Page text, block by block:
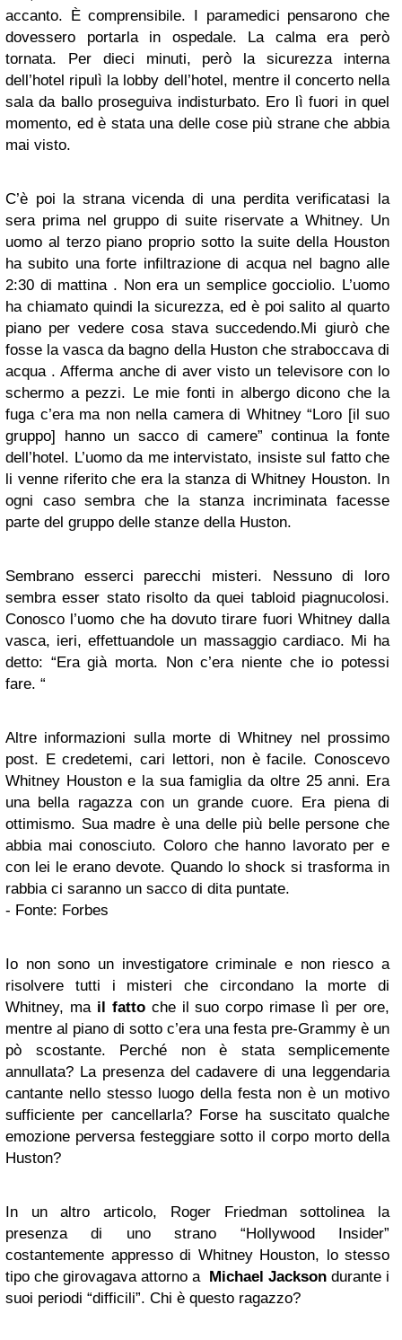
accanto. È comprensibile. I paramedici pensarono che
dovessero portarla in ospedale. La calma era però
tornata. Per dieci minuti, però la sicurezza interna
dell’hotel ripulì la lobby dell’hotel, mentre il concerto nella
sala da ballo proseguiva indisturbato. Ero lì fuori in quel
momento, ed è stata una delle cose più strane che abbia
mai visto.
C’è poi la strana vicenda di una perdita verificatasi la
sera prima nel gruppo di suite riservate a Whitney. Un
uomo al terzo piano proprio sotto la suite della Houston
ha subito una forte infiltrazione di acqua nel bagno alle
2:30 di mattina . Non era un semplice gocciolio. L’uomo
ha chiamato quindi la sicurezza, ed è poi salito al quarto
piano per vedere cosa stava succedendo.Mi giurò che
fosse la vasca da bagno della Huston che straboccava di
acqua . Afferma anche di aver visto un televisore con lo
schermo a pezzi. Le mie fonti in albergo dicono che la
fuga c’era ma non nella camera di Whitney “Loro [il suo
gruppo] hanno un sacco di camere” continua la fonte
dell’hotel. L’uomo da me intervistato, insiste sul fatto che
li venne riferito che era la stanza di Whitney Houston. In
ogni caso sembra che la stanza incriminata facesse
parte del gruppo delle stanze della Huston.
Sembrano esserci parecchi misteri. Nessuno di loro
sembra esser stato risolto da quei tabloid piagnucolosi.
Conosco l’uomo che ha dovuto tirare fuori Whitney dalla
vasca, ieri, effettuandole un massaggio cardiaco. Mi ha
detto: “Era già morta. Non c’era niente che io potessi
fare. “
Altre informazioni sulla morte di Whitney nel prossimo
post. E credetemi, cari lettori, non è facile. Conoscevo
Whitney Houston e la sua famiglia da oltre 25 anni. Era
una bella ragazza con un grande cuore. Era piena di
ottimismo. Sua madre è una delle più belle persone che
abbia mai conosciuto. Coloro che hanno lavorato per e
con lei le erano devote. Quando lo shock si trasforma in
rabbia ci saranno un sacco di dita puntate.
- Fonte: Forbes
Io non sono un investigatore criminale e non riesco a
risolvere tutti i misteri che circondano la morte di
Whitney, ma il fattoche il suo corpo rimase lì per ore,
mentre al piano di sotto c’era una festa pre-Grammy è un
pò scostante. Perché non è stata semplicemente
annullata? La presenza del cadavere di una leggendaria
cantante nello stesso luogo della festa non è un motivo
sufficiente per cancellarla? Forse ha suscitato qualche
emozione perversa festeggiare sotto il corpo morto della
Huston?
In un altro articolo, Roger Friedman sottolinea la
presenza di uno strano “Hollywood Insider”
costantemente appresso di Whitney Houston, lo stesso
tipo che girovagava attorno a
Michael Jackson durante i
suoi periodi “difficili”. Chi è questo ragazzo?